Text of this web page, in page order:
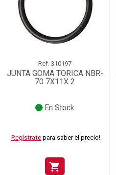
Ref. 310197
JUNTA GOMA TORICA NBR-
70 7X11X 2
En Stock
Regístrate para saber el precio!
shopping_cart